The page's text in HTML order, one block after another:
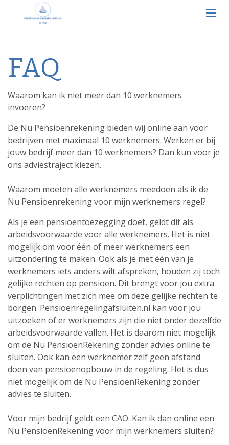
FAQ
Waarom kan ik niet meer dan 10 werknemers
invoeren?
De Nu Pensioenrekening bieden wij online aan voor
bedrijven met maximaal 10 werknemers. Werken er bij
jouw bedrijf meer dan 10 werknemers? Dan kun voor je
ons adviestraject kiezen.
Waarom moeten alle werknemers meedoen als ik de
Nu Pensioenrekening voor mijn werknemers regel?
Als je een pensioentoezegging doet, geldt dit als
arbeidsvoorwaarde voor alle werknemers. Het is niet
mogelijk om voor één of meer werknemers een
uitzondering te maken. Ook als je met één van je
werknemers iets anders wilt afspreken, houden zij toch
gelijke rechten op pensioen. Dit brengt voor jou extra
verplichtingen met zich mee om deze gelijke rechten te
borgen. Pensioenregelingafsluiten.nl kan voor jou
uitzoeken of er werknemers zijn die niet onder dezelfde
arbeidsvoorwaarde vallen. Het is daarom niet mogelijk
om de Nu PensioenRekening zonder advies online te
sluiten. Ook kan een werknemer zelf geen afstand
doen van pensioenopbouw in de regeling. Het is dus
niet mogelijk om de Nu PensioenRekening zonder
advies te sluiten.
Voor mijn bedrijf geldt een CAO. Kan ik dan online een
Nu PensioenRekening voor mijn werknemers sluiten?